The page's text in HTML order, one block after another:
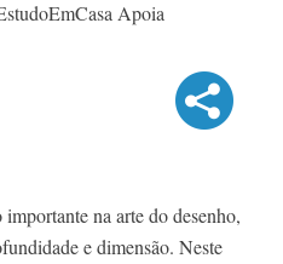
Apoia
na arte do desenho,
e dimensão. Neste